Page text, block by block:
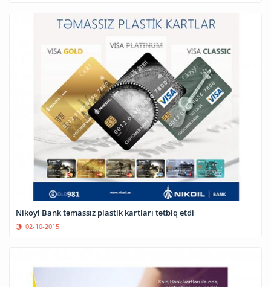
Nikoyl Bank təmassız plastik kartları tətbiq etdi
02-10-2015